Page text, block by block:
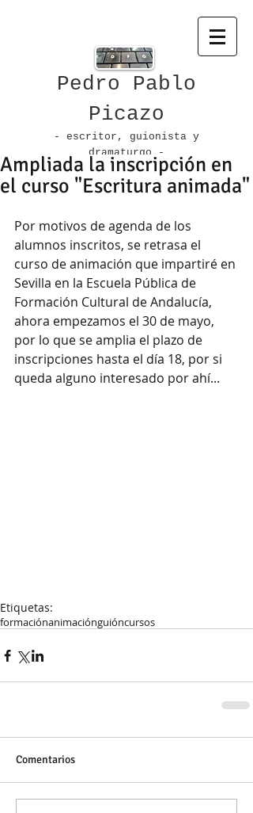
Pedro Pablo
Picazo
- escritor, guionista y
dramaturgo -
Ampliada la inscripción en
el curso "Escritura animada"
Por motivos de agenda de los
alumnos inscritos, se retrasa el
curso de animación que impartiré en
Sevilla en la Escuela Pública de
Formación Cultural de Andalucía,
ahora empezamos el 30 de mayo,
por lo que se amplia el plazo de
inscripciones hasta el día 18, por si
queda alguno interesado por ahí...
Etiquetas:
formaciónanimaciónguióncursos
Comentarios